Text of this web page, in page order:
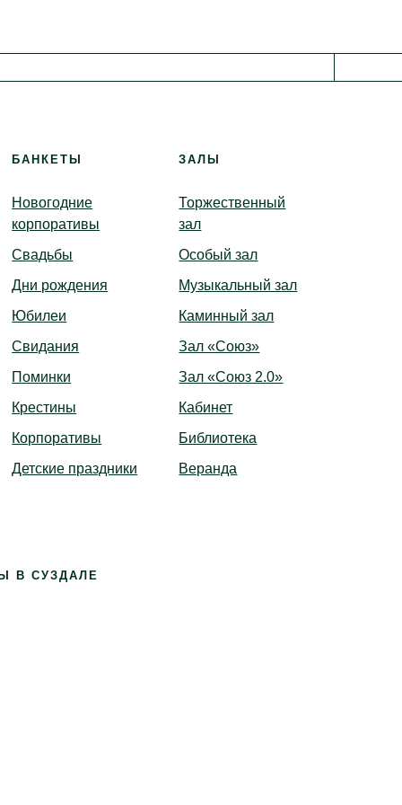
БАНКЕТЫ
Новогодние
корпоративы
Свадьбы
Дни рождения
Юбилеи
Свидания
Поминки
Крестины
Корпоративы
Детские праздники
ЗАЛЫ
Торжественный
зал
Особый зал
Музыкальный зал
Каминный зал
Зал «Союз»
Зал «Союз 2.0»
Кабинет
Библиотека
Веранда
В СУЗДАЛЕ